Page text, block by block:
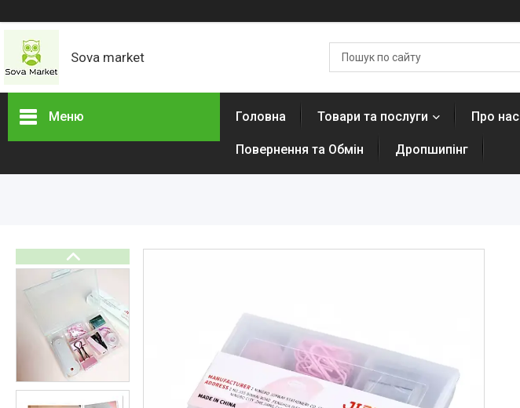
Sova market
Меню
Підвіски
Дитячі товари
Товари для дому
Тактичний одяг
Ліхтарі
Генератори
Ортопедичні товари
Головна Товари та послуги Про нас
Повернення та Обмін Дропшипінг